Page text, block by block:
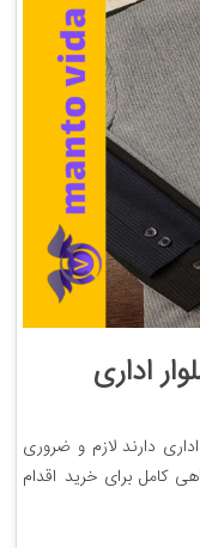
اداری
دارند لازم و ضروری
کامل برای خرید اقدام